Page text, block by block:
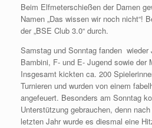
Beim Elfmeterschießen der Damen
Namen „Das wissen wir noch nicht“!
der „BSE Club 3.0“ durch.
Samstag und Sonntag fanden wieder
Bambini, F- und E- Jugend sowie der
Insgesamt kickten ca. 200
Turnieren und wurden von einem
angefeuert. Besonders am Sonntag
Unterstützung gebrauchen, denn
letzten Jahr wurde es diesmal eine